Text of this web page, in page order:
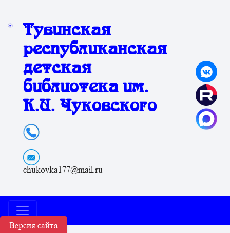
Версия сайта
Тувинская
республиканская
детская
библиотека им.
К.И. Чуковского
chukovka177@mail.ru